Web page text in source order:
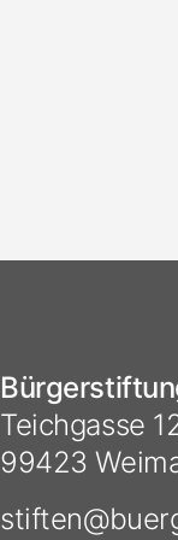
Teichgasse
99423
stiften@